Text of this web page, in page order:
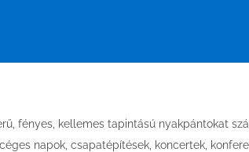
fényes, kellemes tapintású nyakpántokat
napok, csapatépítések, koncertek,